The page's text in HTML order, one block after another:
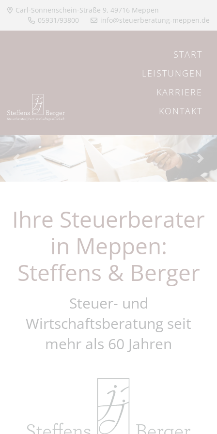
Carl-Sonnenschein-Straße 9, 49716 Meppen
05931/93800
info@steuerberatung-meppen.de
START
LEISTUNGEN
KARRIERE
KONTAKT
Previous
Ihre Steuerberater
in Meppen:
Steffens & Berger
Steuer- und
Wirtschaftsberatung seit
mehr als 60 Jahren